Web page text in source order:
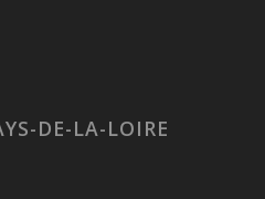
DE-LA-LOIRE